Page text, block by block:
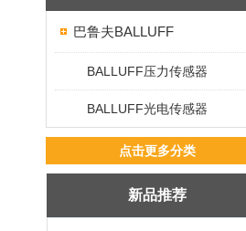
巴鲁夫BALLUFF
BALLUFF压力传感器
BALLUFF光电传感器
点击更多分类
新品推荐